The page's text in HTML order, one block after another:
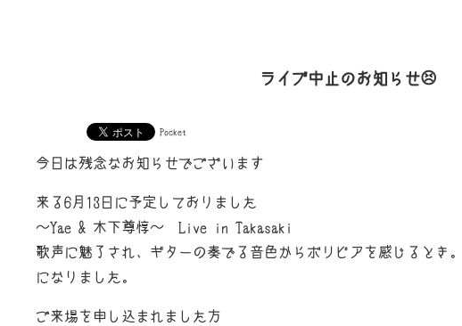
ライブ中止のお知らせ😣
Pocket
今日は残念なお知らせでございます
来る6月13日に予定しておりました
～Yae & 木下尊惇～ Live in Takasaki
歌声に魅了され、ギターの奏でる音色からボリビアを感じるとき
になりました。
ご来場を申し込まれました方